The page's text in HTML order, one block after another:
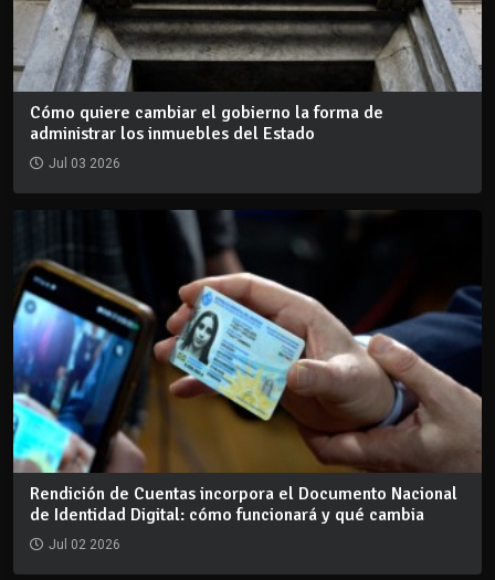
Cómo quiere cambiar el gobierno la forma de
administrar los inmuebles del Estado
Jul 03 2026
Rendición de Cuentas incorpora el Documento Nacional
de Identidad Digital: cómo funcionará y qué cambia
Jul 02 2026